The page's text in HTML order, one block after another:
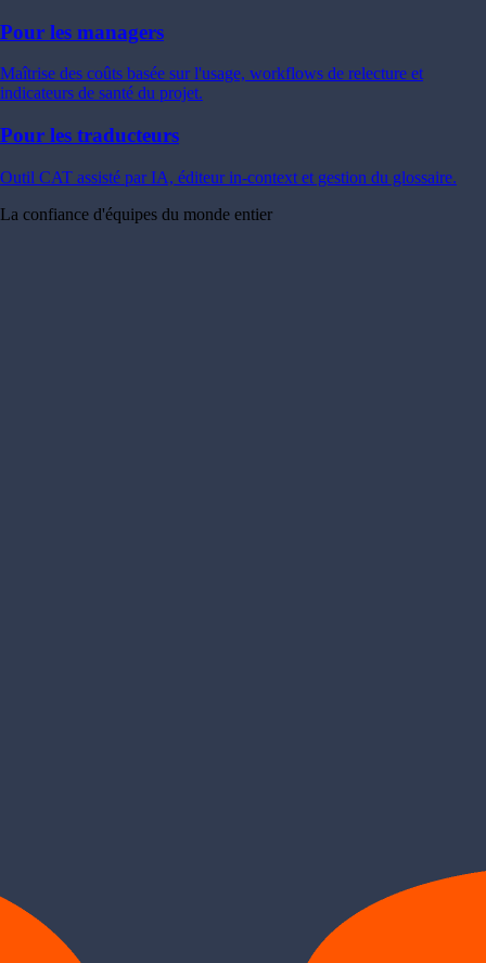
Pour les managers
Maîtrise des coûts basée sur l'usage, workflows de relecture et
indicateurs de santé du projet.
Pour les traducteurs
Outil CAT assisté par IA, éditeur in-context et gestion du glossaire.
La confiance d'équipes du monde entier